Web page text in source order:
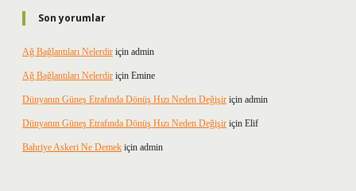
Son yorumlar
Ağ Bağlantıları Nelerdir için admin
Ağ Bağlantıları Nelerdir için Emine
Dünyanın Güneş Etrafında Dönüş Hızı Neden Değişir için admin
Dünyanın Güneş Etrafında Dönüş Hızı Neden Değişir için Elif
Bahriye Askeri Ne Demek için admin